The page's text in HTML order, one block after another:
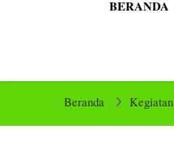
BERANDA
Beranda Kegiatan